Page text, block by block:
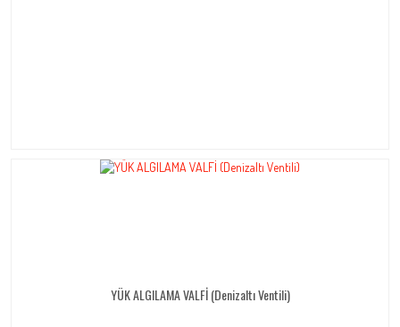
YÜK ALGILAMA VALFİ (Denizaltı Ventili)